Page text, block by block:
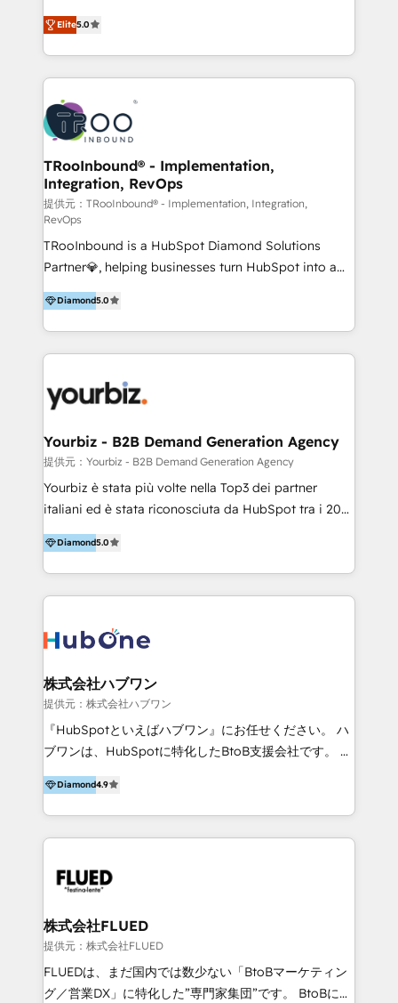
tomar decisiones basadas en datos. 🌎 Highlights:
5+ años como partner HubSpot 100+
LATAM 2025 🏆 Impulsamos crecimiento con CRM +
IA en múltiples industrias. 👉 ¿Listo para transformar
procesos comerciales de las empresas en
Latinoamérica, con un enfoque en Marketing, Ventas
y Servicio al Cliente. Somos un equipo de trabajo
multidisciplinario de alto rendimiento, con
conocimiento y experiencia enfocado en: 1.
Optimizar la eficiencia operativa de nuestros
clientes 2. Mejorar la experiencia del cliente 3.
Asegurar resultados medibles Nos especializamos
en bancos, seguros, e-commerce, Desarrolladores
Inmobiliarios y Empresas Distribuidoras de
Productos
Elite5.0
TRooInbound® - Implementation,
Integration, RevOps
提供元：TRooInbound® - Implementation, Integration,
RevOps
TRooInbound is a HubSpot Diamond Solutions
Partner💎, helping businesses turn HubSpot into a
scalable growth engine. We work with startups, mid-
market, and enterprise teams to maximize
HubSpot’s full potential through: 💎HubSpot Audits,
Management & Optimization 💎RevOps-powered
Brand Development, Growth Strategy, AI SEO &
Integrations 💎Go-To-Market (GTM) Strategies &
Account-Based Marketing 💎CMS Development &
Conversion-Focused Websites With a 5.0⭐average
rating and 140+ verified client reviews on the
businesses globally for consistent delivery and high
client satisfaction. With deep HubSpot expertise and
your business with a proven and reliable HubSpot
Diamond Partner? 👉Connect with TRooInbound
today (https://www.trooinbound.com/contact-us)
Diamond5.0
Yourbiz - B2B Demand Generation Agency
提供元：Yourbiz - B2B Demand Generation Agency
Yourbiz è stata più volte nella Top3 dei partner
italiani ed è stata riconosciuta da HubSpot tra i 20
migliori partner EMEA per la gestione del cliente.
Stiamo accompagnando oltre 100 aziende nella
digitalizzazione e ottimizzazione dei processi di
marketing e vendita. Il nostro metodo DAM è stato
mappatura dei canali di acquisizione dei contatti e
HubSpot come fornitore ufficiale per le integrazioni
tra il CRM e altri sistemi aziendali, tra cui SAP,
AS400, TeamSystem. HubSpot ci ha riconosciuto
come formatori ufficiali per l'adozione del CRM in
50% più alto tra i nostri clienti rispetto le altre
aziende. Lavoriamo con aziende B2B tra i 5 e i 35
massimizzare il ritorno sugli investimenti.
Diamond5.0
株式会社ハブワン
提供元：株式会社ハブワン
『HubSpotといえばハブワン』にお任せください。 ハ
ブワンは、HubSpotに特化したBtoB支援会社です。 ノ
ーコードCMS構築、CRM／MA／SFAの設計・運用、他
システムAPI連携・開発、営業定着支援、カスタマーサ
クセス体制の設計まで、ワンストップ完結できる支援体
制を整えています。 HubSpotの導入支援だけでなく、
ナリオ設計まで含めてご提案。「導入して終わり」では
と。それが、ハブワンのスタンスです。 また、
HubSpotはもちろん、ferret One、WordPress、
Movable Type（Power CMS）などの各種CMSを活用
し、延べ100社以上のBtoB企業のサイト制作経験をもと
Diamond4.9
株式会社FLUED
提供元：株式会社FLUED
FLUEDは、まだ国内では数少ない「BtoBマーケティン
グ／営業DX」に特化した”専門家集団”です。 BtoBに特